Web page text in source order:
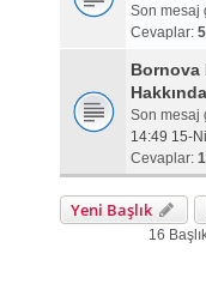
Son mesaj
Cevaplar: 5
Bornova
Son mesaj
14:49 15-
Cevaplar:
Yeni Başlık
16